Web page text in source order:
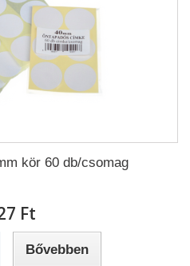
kör 60 db/csomag
Ft‎
Bővebben